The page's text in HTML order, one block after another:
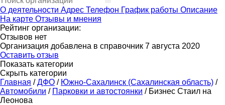
О деятельности Адрес Телефон График работы Описание
На карте Отзывы и мнения
Рейтинг организации:
Отзывов нет
Организация добавлена в справочник 7 августа 2020
Оставить отзыв
Показать категории
Скрыть категории
Главная / ДФО / Южно-Сахалинск (Сахалинская область) /
Автомобили / Парковки и автостоянки / Бизнес Стаил на
Леонова